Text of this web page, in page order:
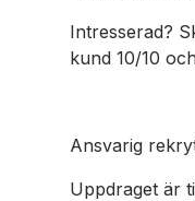
Intresserad?
kund 10/10
Ansvarig
Uppdraget är